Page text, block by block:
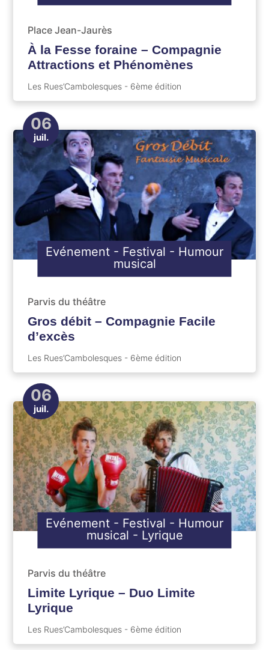
Place Jean-Jaurès
À la Fesse foraine – Compagnie
Attractions et Phénomènes
Les Rues’Cambolesques - 6ème édition
06
juil.
Evénement - Festival - Humour
musical
Parvis du théâtre
Gros débit – Compagnie Facile
d’excès
Les Rues’Cambolesques - 6ème édition
06
juil.
Evénement - Festival - Humour
musical - Lyrique
Parvis du théâtre
Limite Lyrique – Duo Limite
Lyrique
Les Rues’Cambolesques - 6ème édition